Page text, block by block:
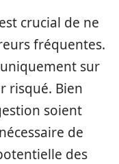
crucial de ne
fréquentes.
sur
risqué. Bien
soient
de
des